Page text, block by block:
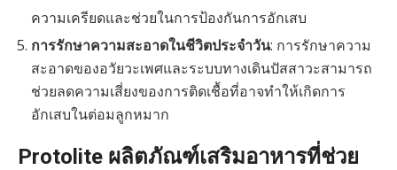
ความเครียดและช่วยในการป้องกันการอักเสบ
การรักษาความสะอาดในชีวิตประจำวัน: การรักษาความ
สะอาดของอวัยวะเพศและระบบทางเดินปัสสาวะสามารถ
ช่วยลดความเสี่ยงของการติดเชื้อที่อาจทำให้เกิดการ
อักเสบในต่อมลูกหมาก
Protolite ผลิตภัณฑ์เสริมอาหารที่ช่วย